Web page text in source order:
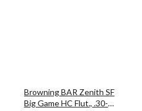
Browning BAR Zenith SF
Big Game HC Flut., .30-